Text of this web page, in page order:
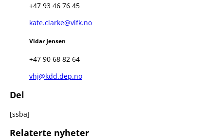
+47 93 46 76 45
kate.clarke@vlfk.no
Vidar Jensen
+47 90 68 82 64
vhj@kdd.dep.no
Del
[ssba]
Relaterte nyheter